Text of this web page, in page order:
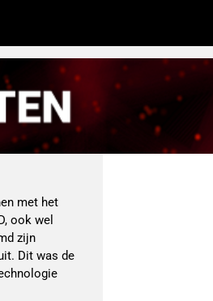
met het
ook wel
zijn
Dit was de